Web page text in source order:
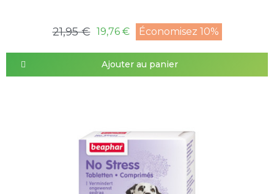
21,95 € 19,76 € Économisez 10%
Ajouter au panier